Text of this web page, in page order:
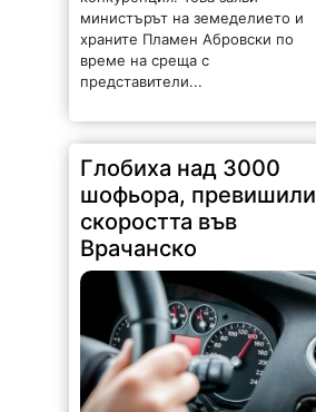
министърът на земеделието и
храните Пламен Абровски по
време на среща с
представители...
Глобиха над 3000
шофьора, превишили
скоростта във
Врачанско